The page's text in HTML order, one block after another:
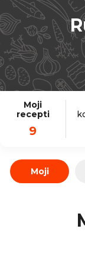
Moji
recepti
9
Moji